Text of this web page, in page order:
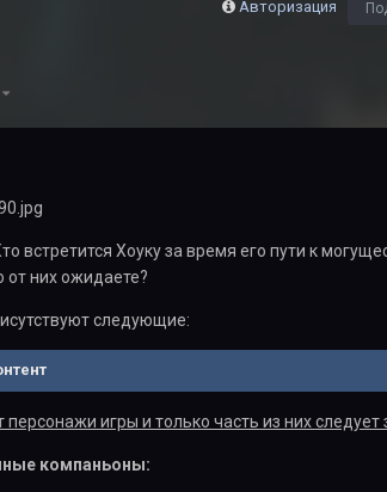
Авторизация
встретится Хоуку за время его пути к
от них ожидаете?
следующие:
игры и только часть из них следует
компаньоны: